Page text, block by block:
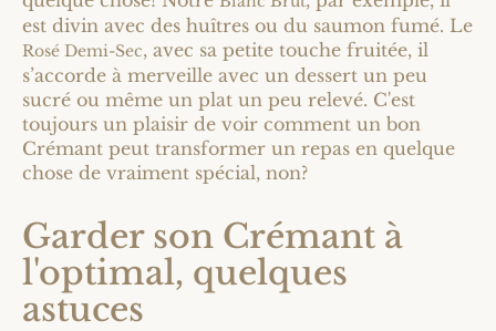
est divin avec des huîtres ou du saumon fumé. Le
Rosé Demi-Sec, avec sa petite touche fruitée, il
s’accorde à merveille avec un dessert un peu
sucré ou même un plat un peu relevé. C'est
toujours un plaisir de voir comment un bon
Crémant peut transformer un repas en quelque
chose de vraiment spécial, non?
Garder son Crémant à
l'optimal, quelques
astuces